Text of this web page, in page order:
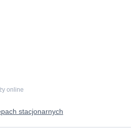
online
stacjonarnych